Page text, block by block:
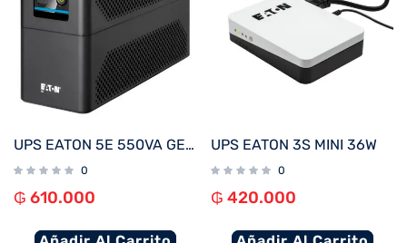
UPS EATON 5E 550VA GEN 2
0
₲ 610.000
UPS EATON 3S MINI 36W
0
₲ 420.000